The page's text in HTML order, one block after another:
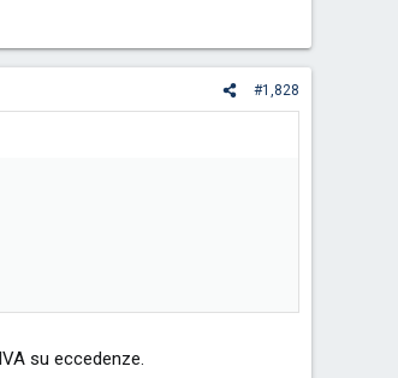
#1,828
su eccedenze.